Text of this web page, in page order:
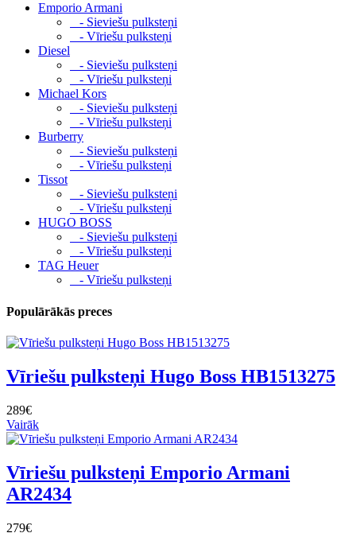
Emporio Armani
- Sieviešu pulksteņi
- Vīriešu pulksteņi
Diesel
- Sieviešu pulksteņi
- Vīriešu pulksteņi
Michael Kors
- Sieviešu pulksteņi
- Vīriešu pulksteņi
Burberry
- Sieviešu pulksteņi
- Vīriešu pulksteņi
Tissot
- Sieviešu pulksteņi
- Vīriešu pulksteņi
HUGO BOSS
- Sieviešu pulksteņi
- Vīriešu pulksteņi
TAG Heuer
- Vīriešu pulksteņi
Populārākās preces
Vīriešu pulksteņi Hugo Boss HB1513275
289€
Vairāk
Vīriešu pulksteņi Emporio Armani
AR2434
279€